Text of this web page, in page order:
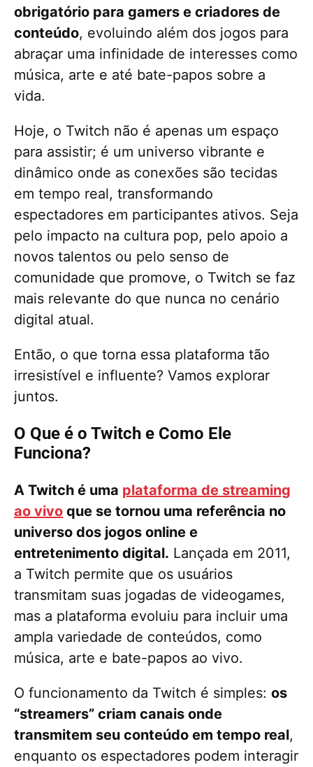
obrigatório para gamers e criadores de
conteúdo, evoluindo além dos jogos para
abraçar uma infinidade de interesses como
música, arte e até bate-papos sobre a
vida.
Hoje, o Twitch não é apenas um espaço
para assistir; é um universo vibrante e
dinâmico onde as conexões são tecidas
em tempo real, transformando
espectadores em participantes ativos. Seja
pelo impacto na cultura pop, pelo apoio a
novos talentos ou pelo senso de
comunidade que promove, o Twitch se faz
mais relevante do que nunca no cenário
digital atual.
Então, o que torna essa plataforma tão
irresistível e influente? Vamos explorar
juntos.
O Que é o Twitch e Como Ele
Funciona?
A Twitch é uma plataforma de streaming
ao vivo que se tornou uma referência no
universo dos jogos online e
entretenimento digital. Lançada em 2011,
a Twitch permite que os usuários
transmitam suas jogadas de videogames,
mas a plataforma evoluiu para incluir uma
ampla variedade de conteúdos, como
música, arte e bate-papos ao vivo.
O funcionamento da Twitch é simples: os
“streamers” criam canais onde
transmitem seu conteúdo em tempo real,
enquanto os espectadores podem interagir